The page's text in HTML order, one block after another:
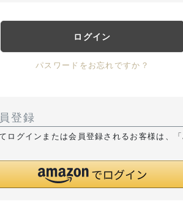
ログイン
パスワードをお忘れですか？
登録
グインまたは会員登録されるお客様は、